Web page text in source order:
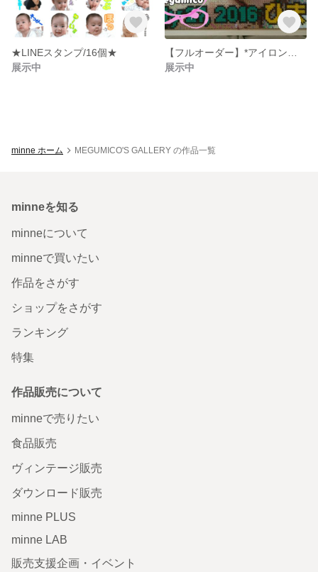
★LINEスタンプ/16個★
展示中
展示中
minne ホーム MEGUMICO'S GALLERY の作品一覧
minneを知る
minneについて
minneで買いたい
作品をさがす
ショップをさがす
ランキング
特集
作品販売について
minneで売りたい
食品販売
ヴィンテージ販売
ダウンロード販売
minne PLUS
minne LAB
販売支援企画・イベント